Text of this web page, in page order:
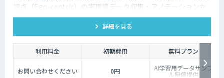
視点（Ego-centric）の実環境データ収集・アノテーションか
ら、環境認識・意思決定・動作制御に対応した既製データセッ
トまで、フィジカルAI開発を加速させる包括的なデータソリュ
ーションを提供いたします。
詳細を見る
利用料金 初期費用 無料プラン
お問い合わせください 0円 AI学習用データサンプ
ル無償提供